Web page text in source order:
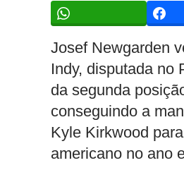
Josef Newgarden
Indy, disputada no
da segunda
conseguindo a
Kyle Kirkwood
americano no ano